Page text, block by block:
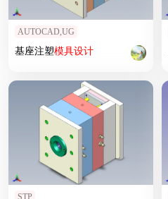
AUTOCAD,UG
基座注塑模具设计